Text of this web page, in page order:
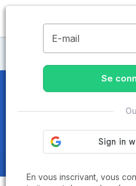
Maisons de retraite
Maisons de
Plombières-
Obtenez le
E-mail
Se
Ou
En vous inscrivant, vous